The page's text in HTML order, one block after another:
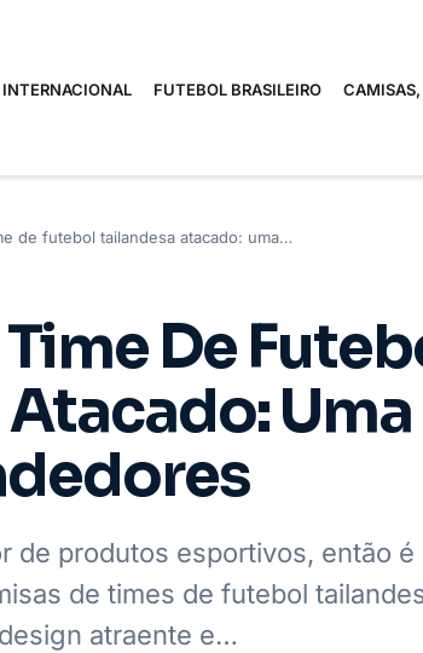
FUTEBOL BRASILEIRO CAMISAS,
de futebol tailandesa atacado: uma…
De
de produtos esportivos, então
de times de futebol
atraente e…